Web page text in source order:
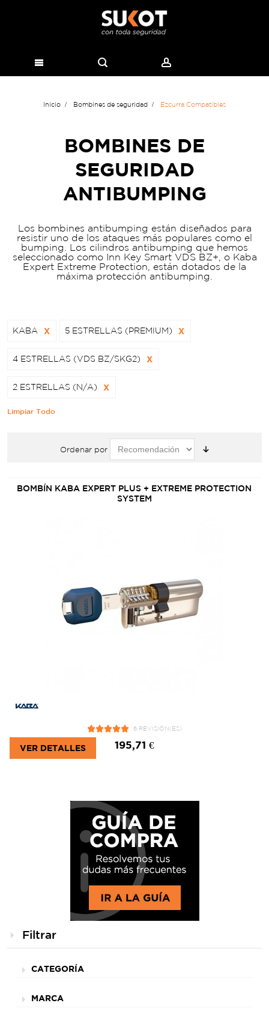
Inicio Bombines de seguridad Ezcurra Compatibles
BOMBINES DE
SEGURIDAD
ANTIBUMPING
Los bombines antibumping están diseñados para
resistir uno de los ataques más populares como el
bumping. Los cilindros antibumping que hemos
seleccionado como Inn Key Smart VDS BZ+, o Kaba
Expert Extreme Protection, están dotados de la
máxima protección antibumping.
KABA X 5 ESTRELLAS (PREMIUM) X
4 ESTRELLAS (VDS BZ/SKG2) X
2 ESTRELLAS (N/A) X
Limpiar Todo
Ordenar por
BOMBÍN KABA EXPERT PLUS + EXTREME PROTECTION
SYSTEM
6 REVISIÓN(ES)
195,71 €
VER DETALLES
Filtrar
CATEGORÍA
MARCA